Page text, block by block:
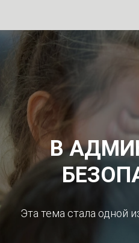
В
Эта тема стала одной